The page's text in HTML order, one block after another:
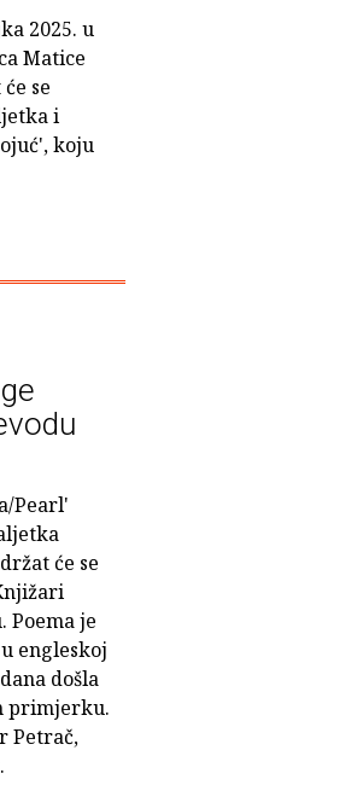
2025. u
Matice
se
i
koju
Pearl'
će se
Poema je
engleskoj
došla
primjerku.
Petrač,